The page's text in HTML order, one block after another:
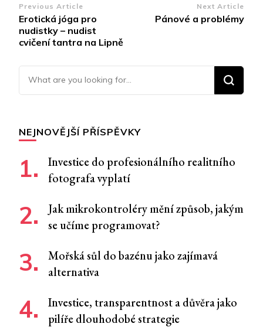
Post
Navigation
Previous Article
Erotická jóga pro
nudistky – nudist
cvičení tantra na Lipně
Next Article
Pánové a problémy
Looking for Something?
NEJNOVĚJŠÍ PŘÍSPĚVKY
Investice do profesionálního realitního
fotografa vyplatí
Jak mikrokontroléry mění způsob, jakým
se učíme programovat?
Mořská sůl do bazénu jako zajímavá
alternativa
Investice, transparentnost a důvěra jako
pilíře dlouhodobé strategie